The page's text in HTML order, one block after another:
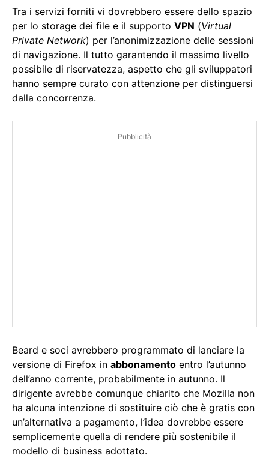
Tra i servizi forniti vi dovrebbero essere dello spazio
per lo storage dei file e il supporto VPN (Virtual
Private Network) per l’anonimizzazione delle sessioni
di navigazione. Il tutto garantendo il massimo livello
possibile di riservatezza, aspetto che gli sviluppatori
hanno sempre curato con attenzione per distinguersi
dalla concorrenza.
Pubblicità
Beard e soci avrebbero programmato di lanciare la
versione di Firefox in abbonamento entro l’autunno
dell’anno corrente, probabilmente in autunno. Il
dirigente avrebbe comunque chiarito che Mozilla non
ha alcuna intenzione di sostituire ciò che è gratis con
un’alternativa a pagamento, l’idea dovrebbe essere
semplicemente quella di rendere più sostenibile il
modello di business adottato.